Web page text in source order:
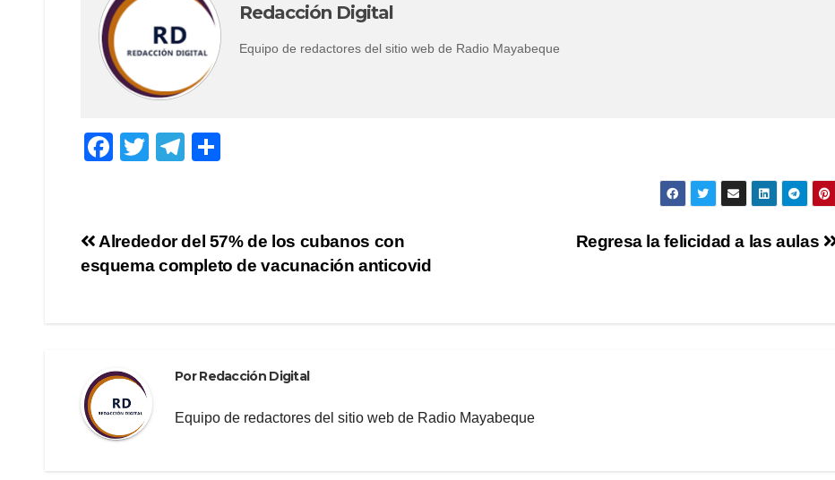
Redacción Digital
Equipo de redactores del sitio web de Radio Mayabeque
F
e
b
T
er
T
gr
a
p
ar
Navegación
de
Regresa la felicidad a las aulas
Alrededor del 57% de los cubanos con
esquema completo de vacunación anticovid
PorRedacción Digital
Equipo de redactores del sitio web de Radio Mayabeque